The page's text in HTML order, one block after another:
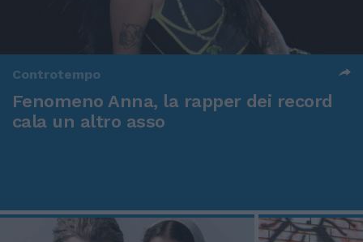
Controtempo
Fenomeno Anna, la rapper dei record
cala un altro asso